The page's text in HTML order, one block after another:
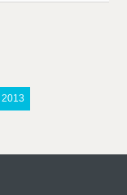
2013